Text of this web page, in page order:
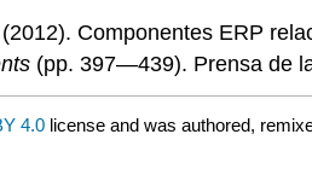
Componentes ERP
(pp. 397—439). Prensa de
4.0 license and was authored,